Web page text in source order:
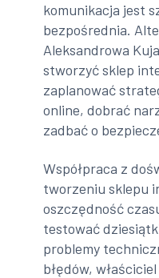
komunikacja jest
bezpośrednia.
Aleksandrowa
stworzyć sklep
zaplanować
online, dobrać
zadbać o
Współpraca z
tworzeniu sklepu
oszczędność
testować
problemy
błędów,